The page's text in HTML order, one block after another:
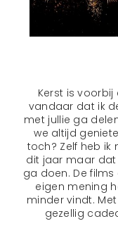
Kerst is
vandaar dat ik
met jullie ga
we altijd
toch? Zelf heb ik
dit jaar maar dat
ga doen. De
eigen mening
minder vindt.
gezellig